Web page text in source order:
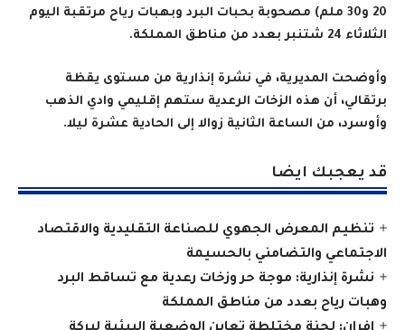
20 و30 ملم) مصحوبة بحبات البرد وبهبات رياح مرتقبة اليوم
الثلاثاء 24 شتنبر بعدد من مناطق المملكة.
وأوضحت المديرية، في نشرة إنذارية من مستوى يقظة
برتقالي، أن هذه الزخات الرعدية ستهم إقليمي وادي الذهب
وأوسرد، من الساعة الثانية زوالا إلى الحادية عشرة ليلا.
قد يعجبك ايضا
تنظيم المعرض الجهوي للصناعة التقليدية والاقتصاد
الاجتماعي والتضامني بالحسيمة
نشرة إنذارية: موجة حر وزخات رعدية مع تساقط البرد
وهبات رياح بعدد من مناطق المملكة